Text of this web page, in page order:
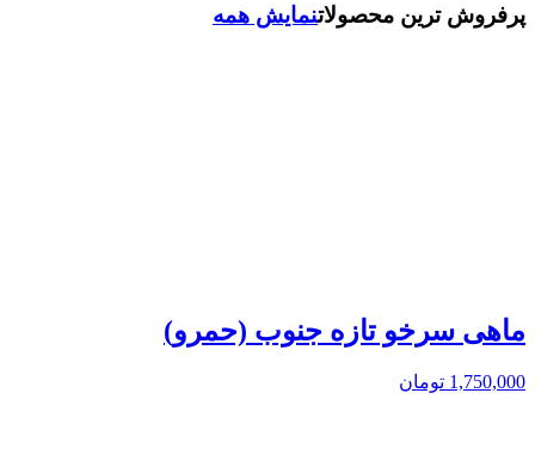
پرفروش ترین محصولاتنمایش همه
ماهی سرخو تازه جنوب (حمرو)
1,750,000 تومان